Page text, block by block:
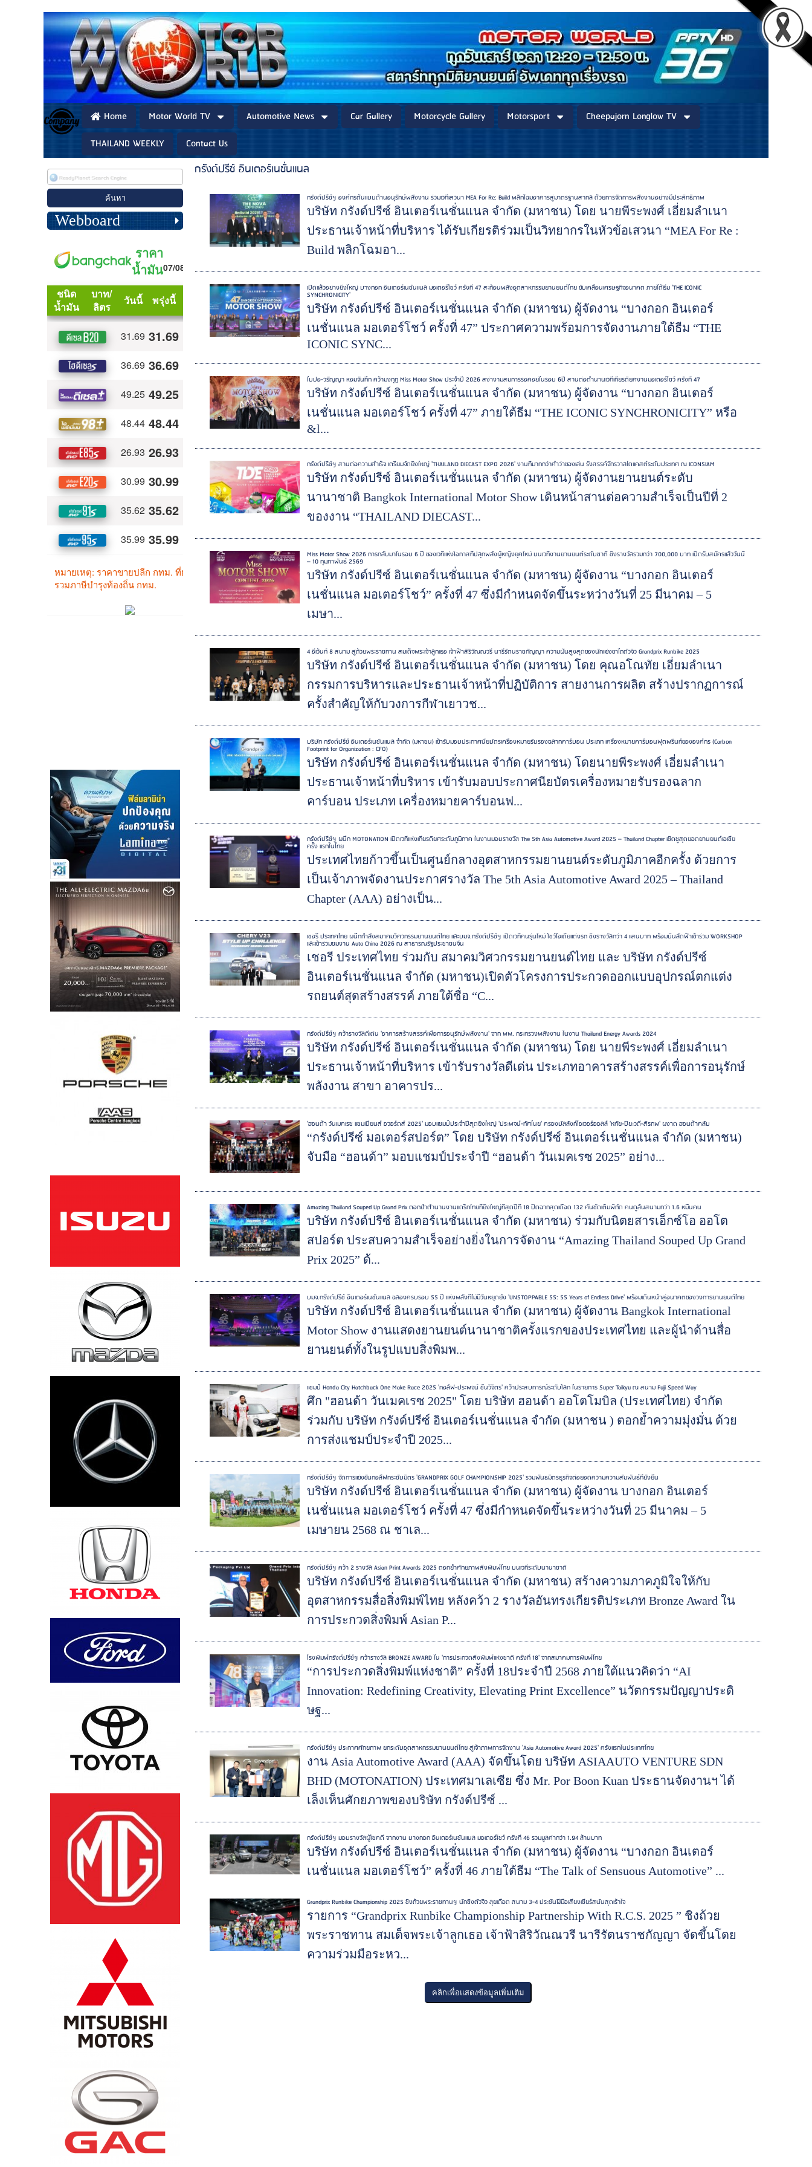
Home Motor World TV Automotive News Car Gallery Motorcycle Gallery Motorsport
Cheepajorn Longlow TV
THAILAND WEEKLY
Contact Us
Webboard
กรังด์ปรีซ์ อินเตอร์เนชั่นแนล
กรังด์ปรีซ์ฯ องค์กรต้นแบบด้านอนุรักษ์พลังงาน ร่วมเวทีเสวนา MEA For Re: Build พลิกโฉมอาคารสู่มาตรฐานสากล ด้วยการจัดการพลังงานอย่างมีประสิทธิภาพ
บริษัท กรังด์ปรีซ์ อินเตอร์เนชั่นแนล จำกัด (มหาชน) โดย นายพีระพงศ์ เอี่ยมลำเนา
ประธานเจ้าหน้าที่บริหาร ได้รับเกียรติร่วมเป็นวิทยากรในหัวข้อเสวนา “MEA For Re :
Build พลิกโฉมอา...
เปิดแล้วอย่างยิ่งใหญ่ บางกอก อินเตอร์เนชั่นแนล มอเตอร์โชว์ ครั้งที่ 47 สะท้อนพลังอุตสาหกรรมยานยนต์ไทย ขับเคลื่อนเศรษฐกิจอนาคต ภายใต้ธีม 'THE ICONIC
SYNCHRONICITY'
บริษัท กรังด์ปรีซ์ อินเตอร์เนชั่นแนล จำกัด (มหาชน) ผู้จัดงาน “บางกอก อินเตอร์
เนชั่นแนล มอเตอร์โชว์ ครั้งที่ 47” ประกาศความพร้อมการจัดงานภายใต้ธีม “THE
ICONIC SYNC...
ใบปอ-วรัญญา หอมจันทึก คว้ามงกุฏ Miss Motor Show ประจำปี 2026 สง่างามสมการรอคอยในรอบ 6ปี สานต่อตำนานเวทีเกียรติยศงานมอเตอร์โชว์ ครั้งที่ 47
บริษัท กรังด์ปรีซ์ อินเตอร์เนชั่นแนล จำกัด (มหาชน) ผู้จัดงาน “บางกอก อินเตอร์
เนชั่นแนล มอเตอร์โชว์ ครั้งที่ 47” ภายใต้ธีม “THE ICONIC SYNCHRONICITY” หรือ
&l...
กรังด์ปรีซ์ฯ สานต่อความสำเร็จ เตรียมจัดยิ่งใหญ่ 'THAILAND DIECAST EXPO 2026' งานที่มากกว่าคำว่าของเล่น รังสรรค์จักรวาลไดแคสต์ระดับประเทศ ณ ICONSIAM
บริษัท กรังด์ปรีซ์ อินเตอร์เนชั่นแนล จำกัด (มหาชน) ผู้จัดงานยานยนต์ระดับ
นานาชาติ Bangkok International Motor Show เดินหน้าสานต่อความสำเร็จเป็นปีที่ 2
ของงาน “THAILAND DIECAST...
Miss Motor Show 2026 การกลับมาในรอบ 6 ปี ของเวทีแห่งโอกาสที่ปลุกพลังผู้หญิงยุคใหม่ บนเวทีงานยานยนต์ระดับชาติ ชิงรางวัลรวมกว่า 700,000 บาท เปิดรับสมัครแล้ววันนี้
– 10 กุมภาพันธ์ 2569
บริษัท กรังด์ปรีซ์ อินเตอร์เนชั่นแนล จำกัด (มหาชน) ผู้จัดงาน “บางกอก อินเตอร์
เนชั่นแนล มอเตอร์โชว์” ครั้งที่ 47 ซึ่งมีกำหนดจัดขึ้นระหว่างวันที่ 25 มีนาคม – 5
เมษา...
4 อีเว้นท์ 8 สนาม สู่ถ้วยพระราชทาน สมเด็จพระเจ้าลูกเธอ เจ้าฟ้าสิริวัณณวรี นารีรัตนราชกัญญา ความฝันสูงสุดของนักแข่งขาไถตัวจิ๋ว Grandprix Runbike 2025
บริษัท กรังด์ปรีซ์ อินเตอร์เนชั่นแนล จำกัด (มหาชน) โดย คุณอโณทัย เอี่ยมลำเนา
กรรมการบริหารและประธานเจ้าหน้าที่ปฏิบัติการ สายงานการผลิต สร้างปรากฏการณ์
ครั้งสำคัญให้กับวงการกีฬาเยาวช...
บริษัท กรังด์ปรีซ์ อินเตอร์เนชั่นแนล จำกัด (มหาชน) เข้ารับมอบประกาศนียบัตรเครื่องหมายรับรองฉลากคาร์บอน ประเภท เครื่องหมายคาร์บอนฟุตพริ้นท์ขององค์กร (Carbon
Footprint for Organization : CFO)
บริษัท กรังด์ปรีซ์ อินเตอร์เนชั่นแนล จำกัด (มหาชน) โดยนายพีระพงศ์ เอี่ยมลำเนา
ประธานเจ้าหน้าที่บริหาร เข้ารับมอบประกาศนียบัตรเครื่องหมายรับรองฉลาก
คาร์บอน ประเภท เครื่องหมายคาร์บอนฟ...
กรังด์ปรีซ์ฯ ผนึก MOTONATION เปิดเวทีแห่งเกียรติยศระดับภูมิภาค ในงานมอบรางวัล The 5th Asia Automotive Award 2025 – Thailand Chapter เชิดชูสุดยอดยานยนต์เอเชีย
ครั้ง แรกในไทย
ประเทศไทยก้าวขึ้นเป็นศูนย์กลางอุตสาหกรรมยานยนต์ระดับภูมิภาคอีกครั้ง ด้วยการ
เป็นเจ้าภาพจัดงานประกาศรางวัล The 5th Asia Automotive Award 2025 – Thailand
Chapter (AAA) อย่างเป็น...
เชอรี ประเทศไทย ผนึกกำลังสมาคมวิศวกรรมยานยนต์ไทย และบมจ.กรังด์ปรีซ์ฯ เปิดเวทีคนรุ่นใหม่ โชว์ไอเดียแต่งรถ ชิงรางวัลกว่า 4 แสนบาท พร้อมบินลัดฟ้าเข้าร่วม WORKSHOP
และเข้าร่วมชมงาน Auto China 2026 ณ สาธารณรัฐประชาชนจีน
เชอรี ประเทศไทย ร่วมกับ สมาคมวิศวกรรมยานยนต์ไทย และ บริษัท กรังด์ปรีซ์
อินเตอร์เนชั่นแนล จำกัด (มหาชน)เปิดตัวโครงการประกวดออกแบบอุปกรณ์ตกแต่ง
รถยนต์สุดสร้างสรรค์ ภายใต้ชื่อ “C...
กรังด์ปรีซ์ฯ คว้ารางวัลดีเด่น 'อาคารสร้างสรรค์เพื่อการอนุรักษ์พลังงาน' จาก พพ. กระทรวงพลังงาน ในงาน Thailand Energy Awards 2024
บริษัท กรังด์ปรีซ์ อินเตอร์เนชั่นแนล จำกัด (มหาชน) โดย นายพีระพงศ์ เอี่ยมลำเนา
ประธานเจ้าหน้าที่บริหาร เข้ารับรางวัลดีเด่น ประเภทอาคารสร้างสรรค์เพื่อการอนุรักษ์
พลังงาน สาขา อาคารปร...
'ฮอนด้า วันเมคเรซ แชมเปี้ยนส์ อวอร์ดส์ 2025' มอบแชมป์ประจำปีสุดยิ่งใหญ่ 'ประพจน์-ทัศไนย' ครองบัลลังก์โอเวอร์ออลล์ 'หทัย-ปิยะวดี-สิรภพ' ผงาด ฮอนด้าคลับ
“กรังด์ปรีซ์ มอเตอร์สปอร์ต” โดย บริษัท กรังด์ปรีซ์ อินเตอร์เนชั่นแนล จำกัด (มหาชน)
จับมือ “ฮอนด้า” มอบแชมป์ประจำปี “ฮอนด้า วันเมคเรซ 2025” อย่าง...
Amazing Thailand Souped Up Grand Prix ตอกย้ำตำนานงานแดร็กไทยที่ยิ่งใหญ่ที่สุดปีที่ 18 ปิดฉากสุดเดือด 132 คันซัดเต็มพิกัด คนดูล้นสนามกว่า 1.6 หมื่นคน
บริษัท กรังด์ปรีซ์ อินเตอร์เนชั่นแนล จำกัด (มหาชน) ร่วมกับนิตยสารเอ็กซ์โอ ออโต
สปอร์ต ประสบความสำเร็จอย่างยิ่งในการจัดงาน “Amazing Thailand Souped Up Grand
Prix 2025” ด้...
บมจ.กรังด์ปรีซ์ อินเตอร์เนชั่นแนล ฉลองครบรอบ 55 ปี แห่งพลังที่ไม่มีวันหยุดยั้ง 'UNSTOPPABLE 55: 55 Years of Endless Drive' พร้อมเดินหน้าสู่อนาคตของวงการยานยนต์ไทย
บริษัท กรังด์ปรีซ์ อินเตอร์เนชั่นแนล จำกัด (มหาชน) ผู้จัดงาน Bangkok International
Motor Show งานแสดงยานยนต์นานาชาติครั้งแรกของประเทศไทย และผู้นำด้านสื่อ
ยานยนต์ทั้งในรูปแบบสิ่งพิมพ...
แชมป์ Honda City Hatchback One Make Race 2025 'กอล์ฟ-ประพจน์ ชื่นวิจิตร' คว้าประสบการณ์ระดับโลก ในรายการ Super Taikyu ณ สนาม Fuji Speed Way
ศึก "ฮอนด้า วันเมคเรซ 2025" โดย บริษัท ฮอนด้า ออโตโมบิล (ประเทศไทย) จำกัด
ร่วมกับ บริษัท กรังด์ปรีซ์ อินเตอร์เนชั่นแนล จำกัด (มหาชน ) ตอกย้ำความมุ่งมั่น ด้วย
การส่งแชมป์ประจำปี 2025...
กรังด์ปรีซ์ฯ จัดการแข่งขันกอล์ฟกระชับมิตร 'GRANDPRIX GOLF CHAMPIONSHIP 2025' รวมพันธมิตรธุรกิจต่อยอดความความสัมพันธ์ที่ยั่งยืน
บริษัท กรังด์ปรีซ์ อินเตอร์เนชั่นแนล จำกัด (มหาชน) ผู้จัดงาน บางกอก อินเตอร์
เนชั่นแนล มอเตอร์โชว์ ครั้งที่ 47 ซึ่งมีกำหนดจัดขึ้นระหว่างวันที่ 25 มีนาคม – 5
เมษายน 2568 ณ ชาเล...
กรังด์ปรีซ์ฯ คว้า 2 รางวัล Asian Print Awards 2025 ตอกย้ำศักยภาพสิ่งพิมพ์ไทย บนเวทีระดับนานาชาติ
บริษัท กรังด์ปรีซ์ อินเตอร์เนชั่นแนล จำกัด (มหาชน) สร้างความภาคภูมิใจให้กับ
อุตสาหกรรมสื่อสิ่งพิมพ์ไทย หลังคว้า 2 รางวัลอันทรงเกียรติประเภท Bronze Award ใน
การประกวดสิ่งพิมพ์ Asian P...
โรงพิมพ์กรังด์ปรีซ์ฯ คว้ารางวัล BRONZE AWARD ใน 'การประกวดสิ่งพิมพ์แห่งชาติ ครั้งที่ 18' จากสมาคมการพิมพ์ไทย
“การประกวดสิ่งพิมพ์แห่งชาติ” ครั้งที่ 18ประจำปี 2568 ภายใต้แนวคิดว่า “AI
Innovation: Redefining Creativity, Elevating Print Excellence” นวัตกรรมปัญญาประดิ
ษฐ...
กรังด์ปรีซ์ฯ ประกาศศักยภาพ ยกระดับอุตสาหกรรมยานยนต์ไทย สู่เจ้าภาพการจัดงาน 'Asia Automotive Award 2025' ครั้งแรกในประเทศไทย
งาน Asia Automotive Award (AAA) จัดขึ้นโดย บริษัท ASIAAUTO VENTURE SDN
BHD (MOTONATION) ประเทศมาเลเซีย ซึ่ง Mr. Por Boon Kuan ประธานจัดงานฯ ได้
เล็งเห็นศักยภาพของบริษัท กรังด์ปรีซ์ ...
กรังด์ปรีซ์ฯ มอบรางวัลผู้โชคดี จากงาน บางกอก อินเตอร์เนชั่นแนล มอเตอร์โชว์ ครั้งที่ 46 รวมมูลค่ากว่า 1.94 ล้านบาท
บริษัท กรังด์ปรีซ์ อินเตอร์เนชั่นแนล จำกัด (มหาชน) ผู้จัดงาน “บางกอก อินเตอร์
เนชั่นแนล มอเตอร์โชว์” ครั้งที่ 46 ภายใต้ธีม “The Talk of Sensuous Automotive” ...
Grandprix Runbike Championship 2025 ชิงถ้วยพระราชทานฯ นักซิ่งตัวจิ๋ว ลุยเดือด สนาม 3-4 ประชันฝีมือเสียงเชียร์สนั่นสุดเร้าใจ
รายการ “Grandprix Runbike Championship Partnership With R.C.S. 2025 ” ชิงถ้วย
พระราชทาน สมเด็จพระเจ้าลูกเธอ เจ้าฟ้าสิริวัณณวรี นารีรัตนราชกัญญา จัดขึ้นโดย
ความร่วมมือระหว...